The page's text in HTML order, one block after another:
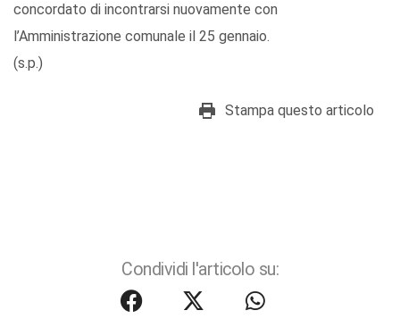
concordato di incontrarsi nuovamente con
l’Amministrazione comunale il 25 gennaio.
(s.p.)
Stampa questo articolo
Condividi l'articolo su: